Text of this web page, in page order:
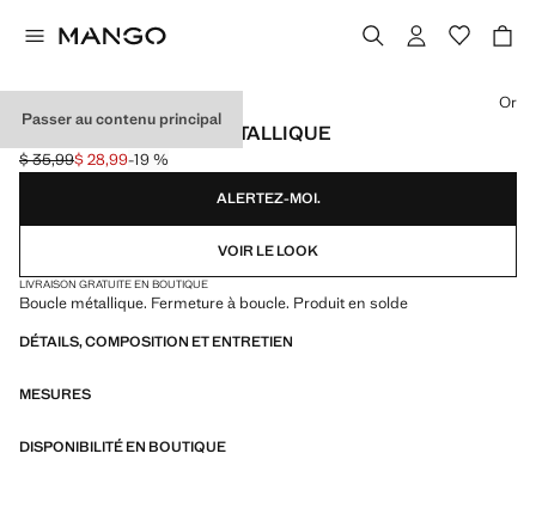
Passer au contenu principal
CEINTURE BOUCLE MÉTALLIQUE
Prix initial barré [$ 35,99 ]
$ 35,99
Prix actuel [$ 28,99 ]
$ 28,99-19 %
Choisissez une couleur
Or
ALERTEZ-MOI.
VOIR LE LOOK
LIVRAISON GRATUITE EN BOUTIQUE
Boucle métallique. Fermeture à boucle. Produit en solde
DÉTAILS, COMPOSITION ET ENTRETIEN
MESURES
DISPONIBILITÉ EN BOUTIQUE